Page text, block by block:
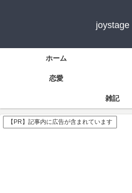
joystage
ホーム
恋愛
雑記
【PR】記事内に広告が含まれています